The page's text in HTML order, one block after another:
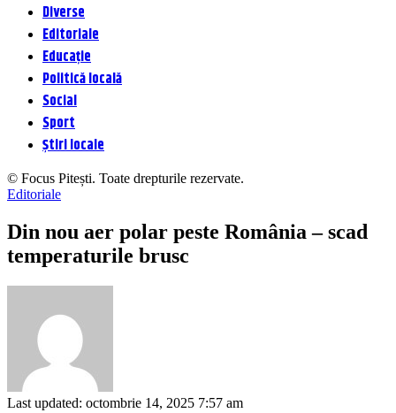
Diverse
Editoriale
Educație
Politică locală
Social
Sport
Știri locale
© Focus Pitești. Toate drepturile rezervate.
Editoriale
Din nou aer polar peste România – scad
temperaturile brusc
Last updated: octombrie 14, 2025 7:57 am